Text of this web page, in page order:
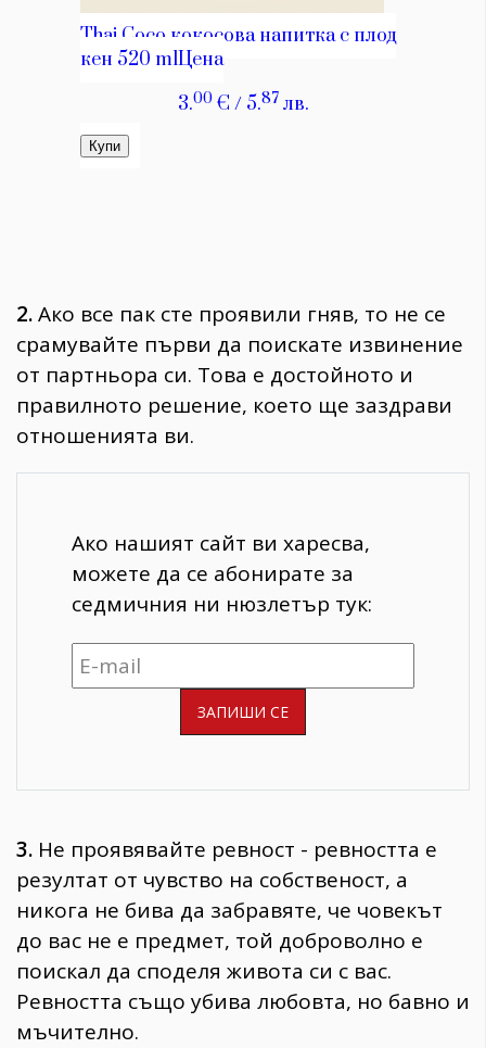
2.Ако все пак сте проявили гняв, то не се
срамувайте първи да поискате извинение
от партньора си. Това е достойното и
правилното решение, което ще заздрави
отношенията ви.
Ако нашият сайт ви харесва,
можете да се абонирате за
седмичния ни нюзлетър тук:
3. Не проявявайте ревност - ревността е
резултат от чувство на собственост, а
никога не бива да забравяте, че човекът
до вас не е предмет, той доброволно е
поискал да споделя живота си с вас.
Ревността също убива любовта, но бавно и
мъчително.